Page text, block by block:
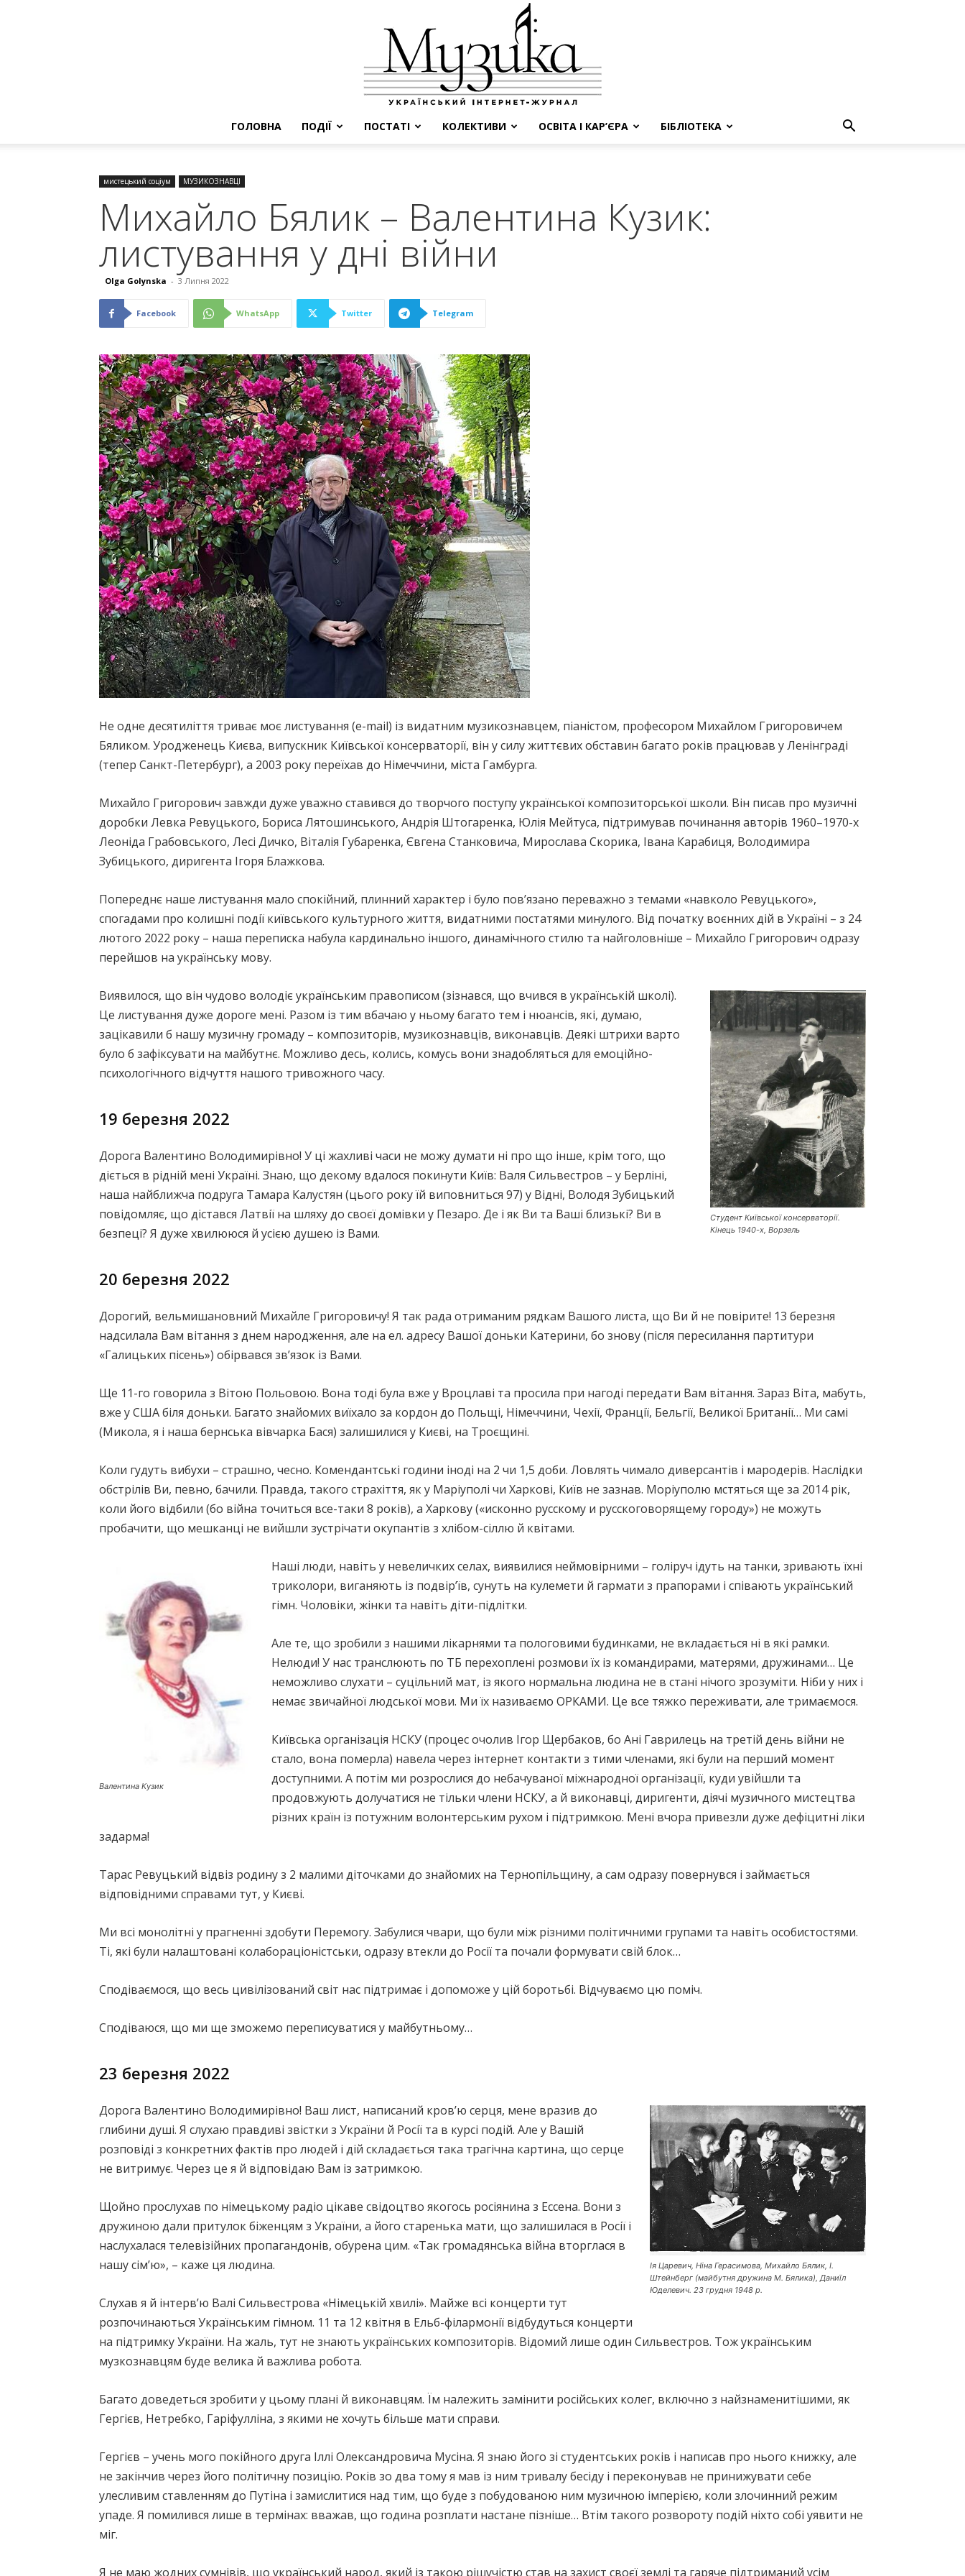
ГОЛОВНА ПОДІЇ ПОСТАТІ КОЛЕКТИВИ ОСВІТА І КАР’ЄРА БІБЛІОТЕКА
мистецький соціум МУЗИКОЗНАВЦІ
Михайло Бялик – Валентина Кузик:
листування у дні війни
Olga Golynska - 3 Липня 2022
Facebook WhatsApp Twitter Telegram
Не одне десятиліття триває моє листування (e-mail) із видатним музикознавцем, піаністом, професором Михайлом Григоровичем
Бяликом. Уродженець Києва, випускник Київської консерваторії, він у силу життєвих обставин багато років працював у Ленінграді
(тепер Санкт-Петербург), а 2003 року переїхав до Німеччини, міста Гамбурга.
Михайло Григорович завжди дуже уважно ставився до творчого поступу української композиторської школи. Він писав про музичні
доробки Левка Ревуцького, Бориса Лятошинського, Андрія Штогаренка, Юлія Мейтуса, підтримував починання авторів 1960–1970-х
Леоніда Грабовського, Лесі Дичко, Віталія Губаренка, Євгена Станковича, Мирослава Скорика, Івана Карабиця, Володимира
Зубицького, диригента Ігоря Блажкова.
Попереднє наше листування мало спокійний, плинний характер і було пов’язано переважно з темами «навколо Ревуцького»,
спогадами про колишні події київського культурного життя, видатними постатями минулого. Від початку воєнних дій в Україні – з 24
лютого 2022 року – наша переписка набула кардинально іншого, динамічного стилю та найголовніше – Михайло Григорович одразу
перейшов на українську мову.
Студент Київської консерваторії.
Кінець 1940-х, Ворзель
Виявилося, що він чудово володіє українським правописом (зізнався, що вчився в українській школі).
Це листування дуже дороге мені. Разом із тим вбачаю у ньому багато тем і нюансів, які, думаю,
зацікавили б нашу музичну громаду – композиторів, музикознавців, виконавців. Деякі штрихи варто
було б зафіксувати на майбутнє. Можливо десь, колись, комусь вони знадобляться для емоційно-
психологічного відчуття нашого тривожного часу.
19 березня 2022
Дорога Валентино Володимирівно! У ці жахливі часи не можу думати ні про що інше, крім того, що
діється в рідній мені Україні. Знаю, що декому вдалося покинути Київ: Валя Сильвестров – у Берліні,
наша найближча подруга Тамара Калустян (цього року їй виповниться 97) у Відні, Володя Зубицький
повідомляє, що дістався Латвії на шляху до своєї домівки у Пезаро. Де і як Ви та Ваші близькі? Ви в
безпеці? Я дуже хвилююся й усією душею із Вами.
20 березня 2022
Дорогий, вельмишановний Михайле Григоровичу! Я так рада отриманим рядкам Вашого листа, що Ви й не повірите! 13 березня
надсилала Вам вітання з днем народження, але на ел. адресу Вашої доньки Катерини, бо знову (після пересилання партитури
«Галицьких пісень») обірвався зв’язок із Вами.
Ще 11-го говорила з Вітою Польовою. Вона тоді була вже у Вроцлаві та просила при нагоді передати Вам вітання. Зараз Віта, мабуть,
вже у США біля доньки. Багато знайомих виїхало за кордон до Польщі, Німеччини, Чехії, Франції, Бельгії, Великої Британії… Ми самі
(Микола, я і наша бернська вівчарка Бася) залишилися у Києві, на Троєщині.
Коли гудуть вибухи – страшно, чесно. Комендантські години іноді на 2 чи 1,5 доби. Ловлять чимало диверсантів і мародерів. Наслідки
обстрілів Ви, певно, бачили. Правда, такого страхіття, як у Маріуполі чи Харкові, Київ не зазнав. Моріуполю мстяться ще за 2014 рік,
коли його відбили (бо війна точиться все-таки 8 років), а Харкову («исконно русскому и русскоговорящему городу») не можуть
пробачити, що мешканці не вийшли зустрічати окупантів з хлібом-сіллю й квітами.
Валентина Кузик
Наші люди, навіть у невеличких селах, виявилися неймовірними – голіруч ідуть на танки, зривають їхні
триколори, виганяють із подвір’їв, сунуть на кулемети й гармати з прапорами і співають український
гімн. Чоловіки, жінки та навіть діти-підлітки.
Але те, що зробили з нашими лікарнями та пологовими будинками, не вкладається ні в які рамки.
Нелюди! У нас транслюють по ТБ перехоплені розмови їх із командирами, матерями, дружинами… Це
неможливо слухати – суцільний мат, із якого нормальна людина не в стані нічого зрозуміти. Ніби у них і
немає звичайної людської мови. Ми їх називаємо ОРКАМИ. Це все тяжко переживати, але тримаємося.
Київська організація НСКУ (процес очолив Ігор Щербаков, бо Ані Гаврилець на третій день війни не
стало, вона померла) навела через інтернет контакти з тими членами, які були на перший момент
доступними. А потім ми розрослися до небачуваної міжнародної організації, куди увійшли та
продовжують долучатися не тільки члени НСКУ, а й виконавці, диригенти, діячі музичного мистецтва
різних країн із потужним волонтерським рухом і підтримкою. Мені вчора привезли дуже дефіцитні ліки
задарма!
Тарас Ревуцький відвіз родину з 2 малими діточками до знайомих на Тернопільщину, а сам одразу повернувся і займається
відповідними справами тут, у Києві.
Ми всі монолітні у прагненні здобути Перемогу. Забулися чвари, що були між різними політичними групами та навіть особистостями.
Ті, які були налаштовані колабораціоністськи, одразу втекли до Росії та почали формувати свій блок…
Сподіваємося, що весь цивілізований світ нас підтримає і допоможе у цій боротьбі. Відчуваємо цю поміч.
Сподіваюся, що ми ще зможемо переписуватися у майбутньому…
23 березня 2022
Ія Царевич, Ніна Герасимова, Михайло Бялик, І.
Штейнберг (майбутня дружина М. Бялика), Даниїл
Юделевич. 23 грудня 1948 р.
Дорога Валентино Володимирівно! Ваш лист, написаний кров’ю серця, мене вразив до
глибини душі. Я слухаю правдиві звістки з України й Росії та в курсі подій. Але у Вашій
розповіді з конкретних фактів про людей і дій складається така трагічна картина, що серце
не витримує. Через це я й відповідаю Вам із затримкою.
Щойно прослухав по німецькому радіо цікаве свідоцтво якогось росіянина з Ессена. Вони з
дружиною дали притулок біженцям з України, а його старенька мати, що залишилася в Росії і
наслухалася телевізійних пропагандонів, обурена цим. «Так громадянська війна вторглася в
нашу сім’ю», – каже ця людина.
Слухав я й інтерв’ю Валі Сильвестрова «Німецькій хвилі». Майже всі концерти тут
розпочинаються Українським гімном. 11 та 12 квітня в Ельб-філармонії відбудуться концерти
на підтримку України. На жаль, тут не знають українських композиторів. Відомий лише один Сильвестров. Тож українським
музкознавцям буде велика й важлива робота.
Багато доведеться зробити у цьому плані й виконавцям. Їм належить замінити російських колег, включно з найзнаменитішими, як
Гергієв, Нетребко, Гаріфулліна, з якими не хочуть більше мати справи.
Гергієв – учень мого покійного друга Іллі Олександровича Мусіна. Я знаю його зі студентських років і написав про нього книжку, але
не закінчив через його політичну позицію. Років зо два тому я мав із ним тривалу бесіду і переконував не принижувати себе
улесливим ставленням до Путіна і замислитися над тим, що буде з побудованою ним музичною імперією, коли злочинний режим
упаде. Я помилився лише в термінах: вважав, що година розплати настане пізніше… Втім такого розвороту подій ніхто собі уявити не
міг.
Я не маю жодних сумнівів, що український народ, який із такою рішучістю став на захист своєї землі та гаряче підтриманий усім